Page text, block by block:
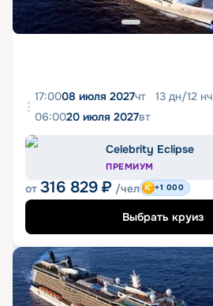
17:0008 июля 2027чт 13 дн/12 нч
06:0020 июля 2027вт
Celebrity Eclipse
ПРЕМИУМ
от 316 829 ₽ /чел +1 000
Выбрать круиз